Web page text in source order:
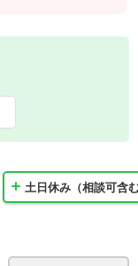
土日休み（相談可含